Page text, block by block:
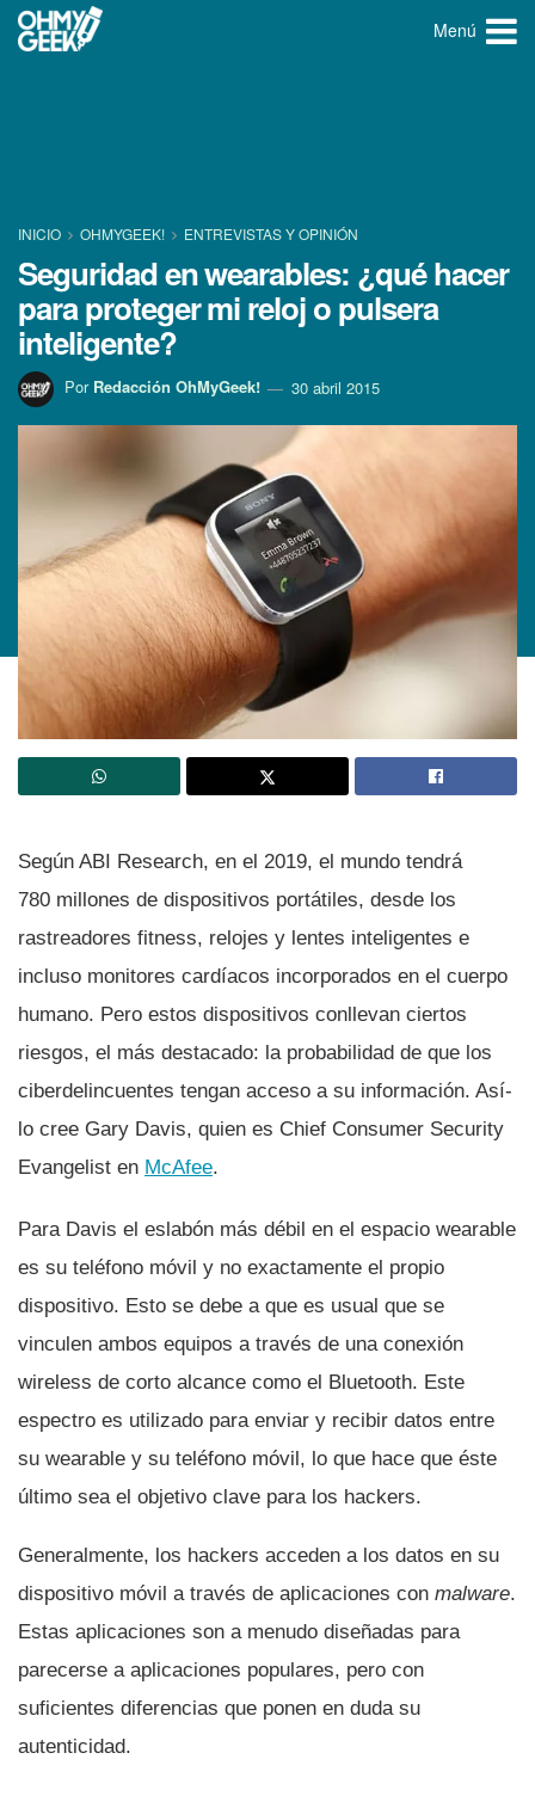
Menú
INICIO OHMYGEEK! ENTREVISTAS Y OPINIÓN
Seguridad en wearables: ¿qué hacer
para proteger mi reloj o pulsera
inteligente?
Por Redacción OhMyGeek! 30 abril 2015
Según ABI Research, en el 2019, el mundo tendrá
780 millones de dispositivos portátiles, desde los
rastreadores fitness, relojes y lentes inteligentes e
incluso monitores cardí­acos incorporados en el cuerpo
humano. Pero estos dispositivos conllevan ciertos
riesgos, el más destacado: la probabilidad de que los
ciberdelincuentes tengan acceso a su información. Así­
lo cree Gary Davis, quien es Chief Consumer Security
Evangelist en McAfee.
Para Davis el eslabón más débil en el espacio wearable
es su teléfono móvil y no exactamente el propio
dispositivo. Esto se debe a que es usual que se
vinculen ambos equipos a través de una conexión
wireless de corto alcance como el Bluetooth. Este
espectro es utilizado para enviar y recibir datos entre
su wearable y su teléfono móvil, lo que hace que éste
último sea el objetivo clave para los hackers.
Generalmente, los hackers acceden a los datos en su
dispositivo móvil a través de aplicaciones con malware.
Estas aplicaciones son a menudo diseñadas para
parecerse a aplicaciones populares, pero con
suficientes diferencias que ponen en duda su
autenticidad.